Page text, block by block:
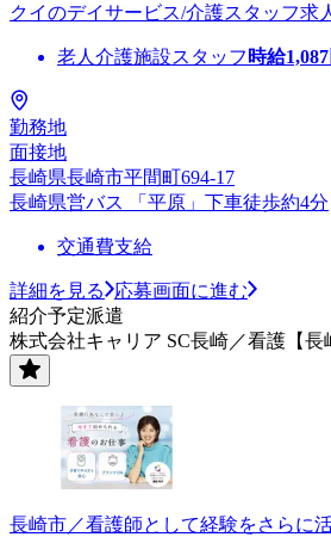
クイのデイサービス/介護スタッフ求
老人介護施設スタッフ 時給1,087
勤務地
面接地
長崎県長崎市平間町694-17
長崎県営バス 「平原」下車徒歩約4分
交通費支給
詳細を見る
応募画面に進む
紹介予定派遣
株式会社キャリア SC長崎／看護【長
長崎市／看護師として経験をさらに